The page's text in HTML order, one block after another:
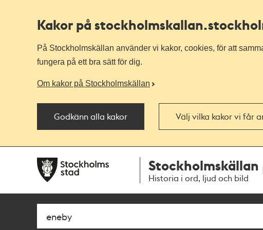
Kakor på stockholmskallan
På Stockholmskällan använder vi kakor, cookies, för att
fungera på ett bra sätt för dig.
Om kakor på Stockholmskällan
Godkänn alla kakor Välj vilka kakor vi får
navigationen
huvudinnehållet
Stockholmskällan
Historia i ord, ljud och bild
Sök